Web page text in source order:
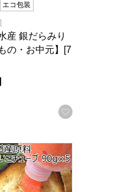
る
エコ包装
産 銀だらみり
の・お中元】[7
お気に入
子 500g [rtk-2]【おいし
道産原料 博多辛子めん